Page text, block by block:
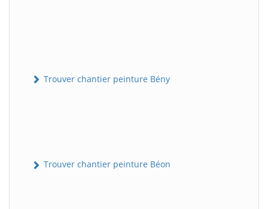
Trouver chantier peinture Bény
Trouver chantier peinture Béon